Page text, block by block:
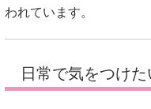
われています。
日常で気をつけ